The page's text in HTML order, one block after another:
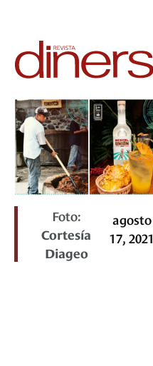
Foto:
Cortesía
Diageo
agosto
17, 2021